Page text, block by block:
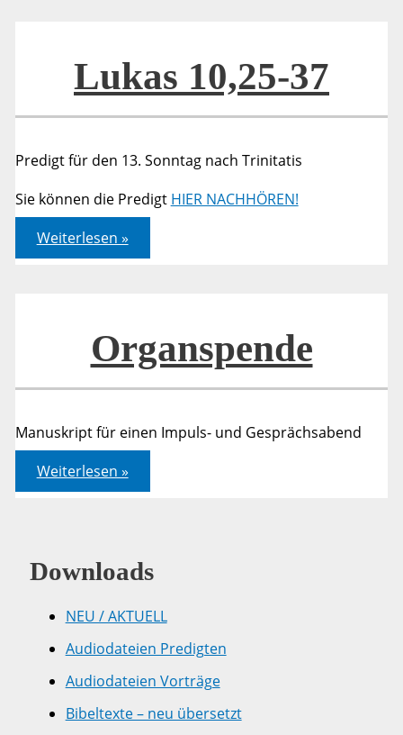
Lukas 10,25-37
Predigt für den 13. Sonntag nach Trinitatis
Sie können die Predigt HIER NACHHÖREN!
Lukas
10,25-
37
Weiterlesen »
Organspende
Manuskript für einen Impuls- und Gesprächsabend
Organspende
Weiterlesen »
Downloads
NEU / AKTUELL
Audiodateien Predigten
Audiodateien Vorträge
Bibeltexte – neu übersetzt